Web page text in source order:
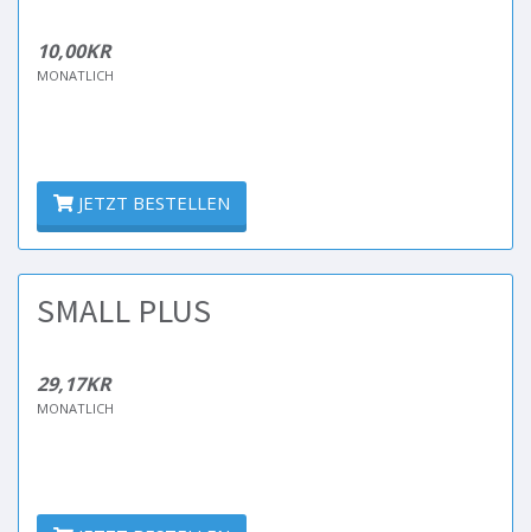
10,00KR
MONATLICH
JETZT BESTELLEN
SMALL PLUS
29,17KR
MONATLICH